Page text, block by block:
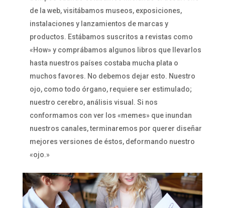
de la web, visitábamos museos, exposiciones,
instalaciones y lanzamientos de marcas y
productos. Estábamos suscritos a revistas como
«How» y comprábamos algunos libros que llevarlos
hasta nuestros países costaba mucha plata o
muchos favores. No debemos dejar esto. Nuestro
ojo, como todo órgano, requiere ser estimulado;
nuestro cerebro, análisis visual. Si nos
conformamos con ver los «memes» que inundan
nuestros canales, terminaremos por querer diseñar
mejores versiones de éstos, deformando nuestro
«ojo.»